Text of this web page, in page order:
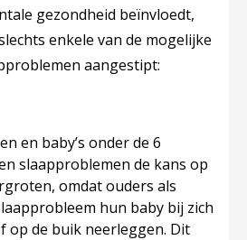
gezondheid beïnvloedt,
enkele van de mogelijke
aangestipt:
en baby’s onder de 6
slaapproblemen de kans op
omdat ouders als
hun baby bij zich
op de buik neerleggen. Dit